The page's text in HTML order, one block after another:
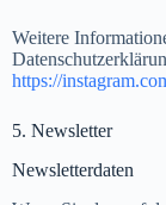
Weitere
https://
5. Newsletter
Newsletterdaten